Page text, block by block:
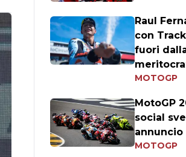
Raul
con
fuori
MOTOGP
MotoGP
social
MOTOGP